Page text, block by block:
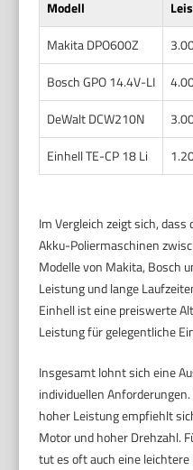
Modell
Makita DPO600Z
Bosch GPO 14.4V-LI
DeWalt DCW210N
Einhell TE-CP 18 Li
Im Vergleich zeigt sich,
Akku-Poliermaschinen
Modelle von Makita, Bosch
Leistung und lange
Einhell ist eine preiswerte
Leistung für gelegentliche
Insgesamt lohnt sich eine
individuellen
hoher Leistung empfiehlt
Motor und hoher Drehzahl.
tut es oft auch eine